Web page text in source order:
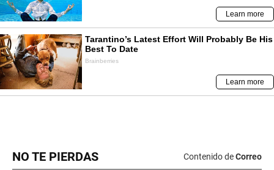
NO TE PIERDAS Contenido deCorreo